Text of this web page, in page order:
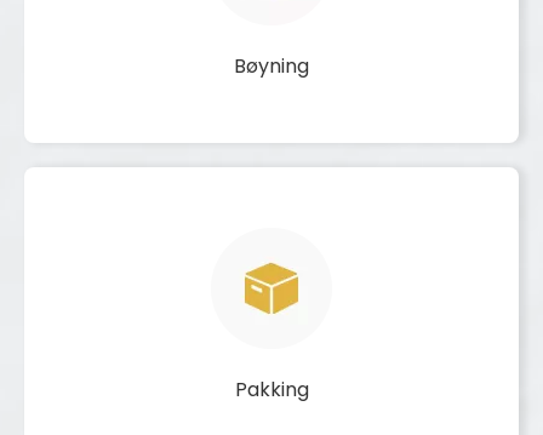
Bøyning
Pakking